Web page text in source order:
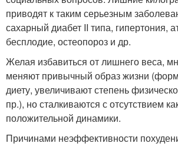
приводят к таким серьезным
сахарный диабет II типа, гипертония,
бесплодие, остеопороз и др.
Желая избавиться от лишнего веса,
меняют привычный образ жизни
диету, увеличивают степень
пр.), но сталкиваются с отсутствием
положительной динамики.
Причинами неэффективности